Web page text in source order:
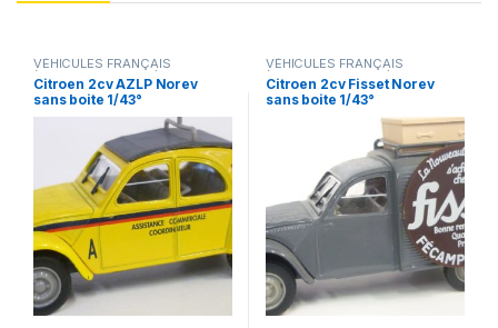
VÉHICULES FRANÇAIS
(voitures,camions...)
Citroen 2cv AZLP Norev
sans boite 1/43°
VÉHICULES FRANÇAIS
(voitures,camions...)
Citroen 2cv Fisset Norev
sans boite 1/43°